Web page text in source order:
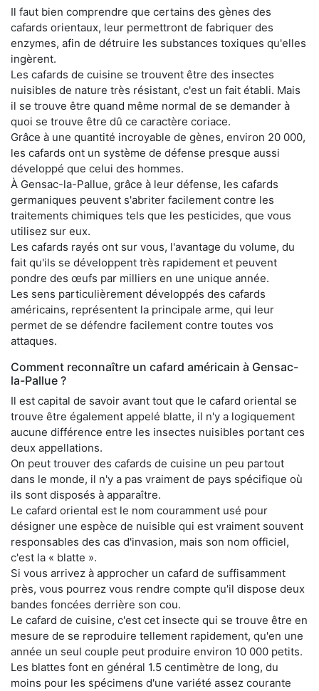
Il faut bien comprendre que certains des gènes des
cafards orientaux, leur permettront de fabriquer des
enzymes, afin de détruire les substances toxiques qu'elles
ingèrent.
Les cafards de cuisine se trouvent être des insectes
nuisibles de nature très résistant, c'est un fait établi. Mais
il se trouve être quand même normal de se demander à
quoi se trouve être dû ce caractère coriace.
Grâce à une quantité incroyable de gènes, environ 20 000,
les cafards ont un système de défense presque aussi
développé que celui des hommes.
À Gensac-la-Pallue, grâce à leur défense, les cafards
germaniques peuvent s'abriter facilement contre les
traitements chimiques tels que les pesticides, que vous
utilisez sur eux.
Les cafards rayés ont sur vous, l'avantage du volume, du
fait qu'ils se développent très rapidement et peuvent
pondre des œufs par milliers en une unique année.
Les sens particulièrement développés des cafards
américains, représentent la principale arme, qui leur
permet de se défendre facilement contre toutes vos
attaques.
Comment reconnaître un cafard américain à Gensac-
la-Pallue ?
Il est capital de savoir avant tout que le cafard oriental se
trouve être également appelé blatte, il n'y a logiquement
aucune différence entre les insectes nuisibles portant ces
deux appellations.
On peut trouver des cafards de cuisine un peu partout
dans le monde, il n'y a pas vraiment de pays spécifique où
ils sont disposés à apparaître.
Le cafard oriental est le nom couramment usé pour
désigner une espèce de nuisible qui est vraiment souvent
responsables des cas d'invasion, mais son nom officiel,
c'est la « blatte ».
Si vous arrivez à approcher un cafard de suffisamment
près, vous pourrez vous rendre compte qu'il dispose deux
bandes foncées derrière son cou.
Le cafard de cuisine, c'est cet insecte qui se trouve être en
mesure de se reproduire tellement rapidement, qu'en une
année un seul couple peut produire environ 10 000 petits.
Les blattes font en général 1.5 centimètre de long, du
moins pour les spécimens d'une variété assez courante